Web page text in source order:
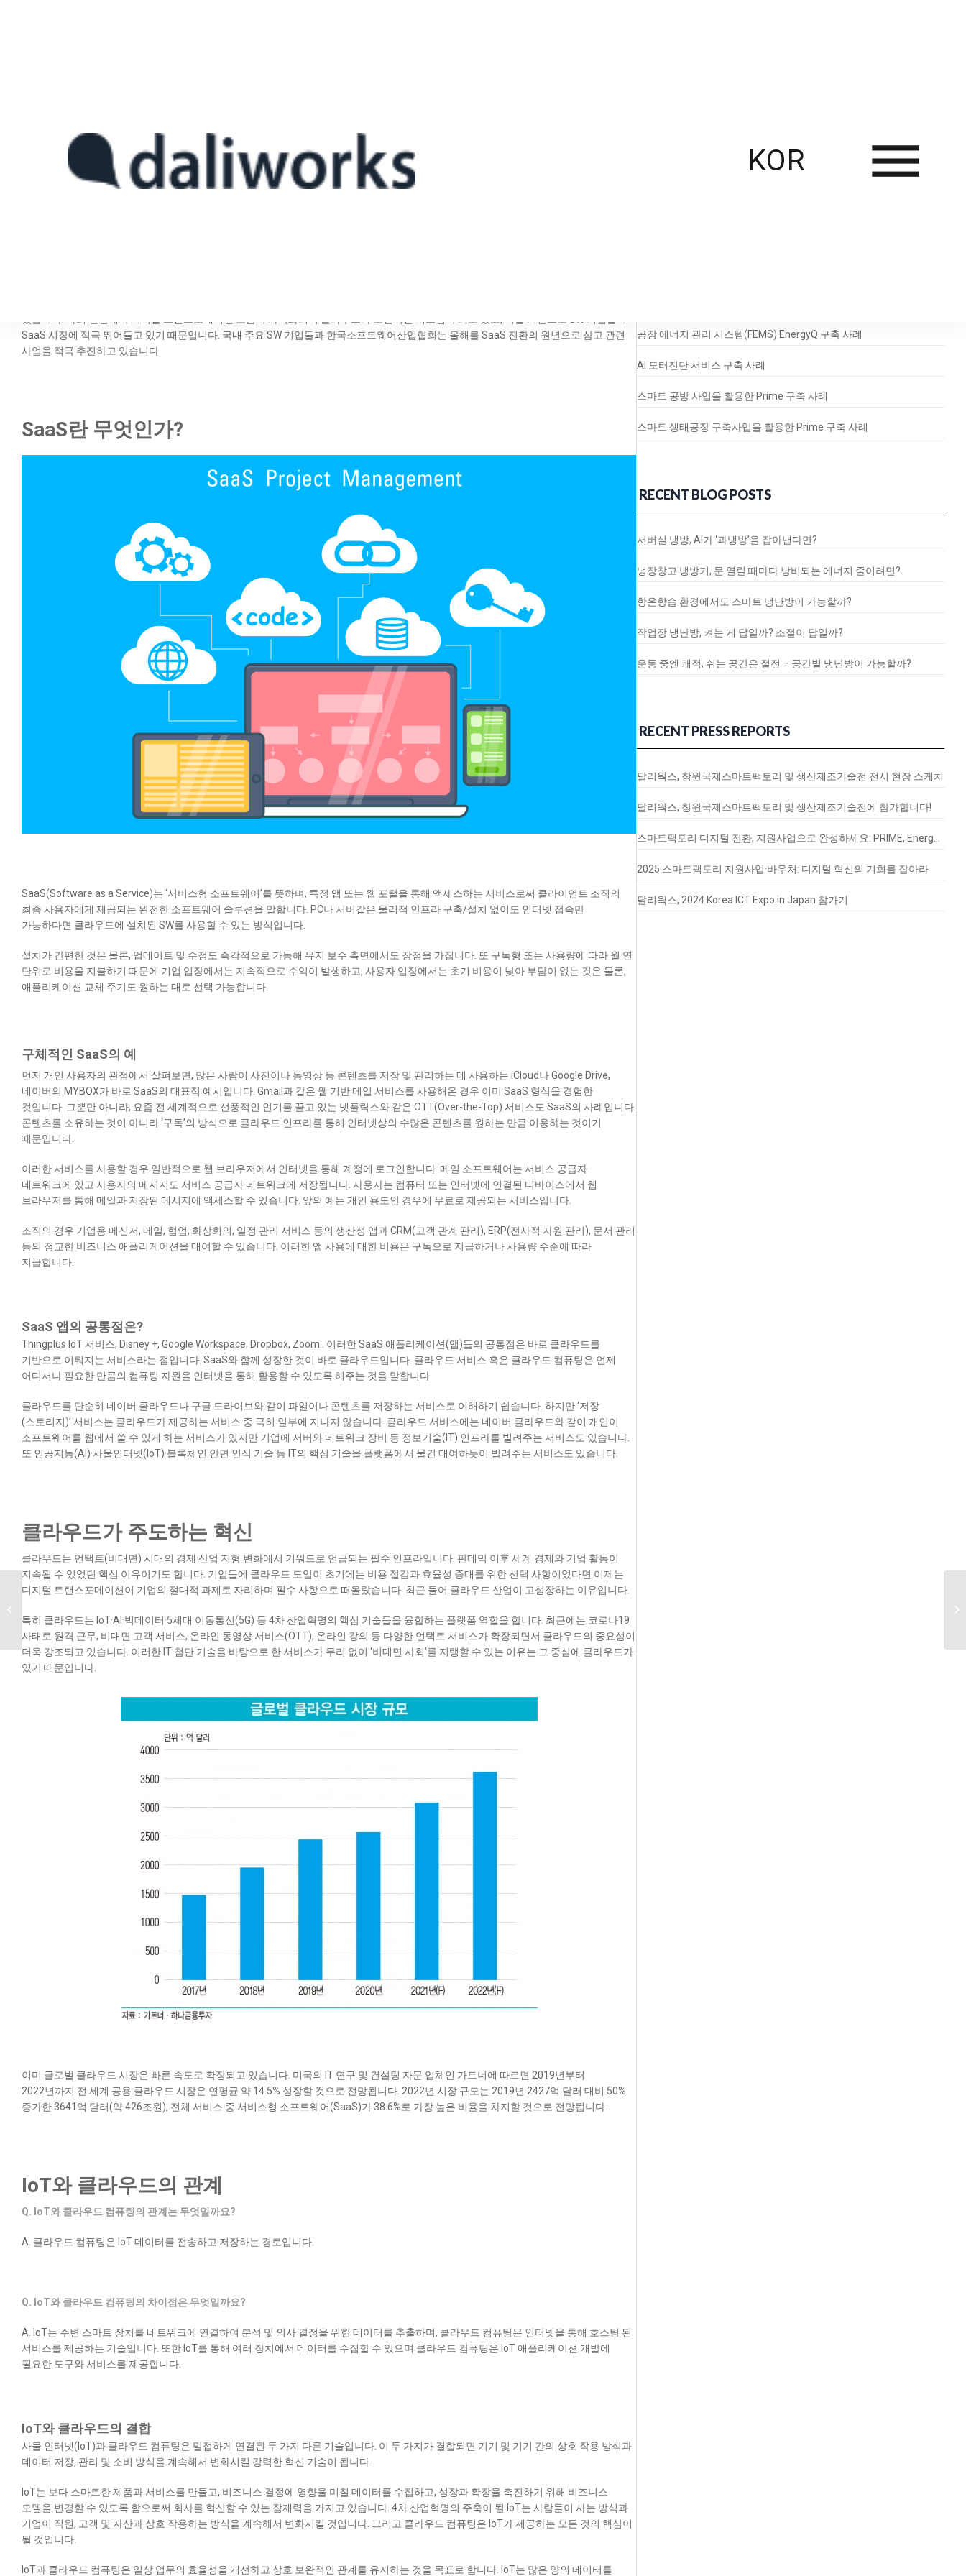
SaaS 시장에 적극 뛰어들고 있기 때문입니다. 국내 주요 SW 기업들과 한국소프트웨어산업협회는 올해를 SaaS 전환의 원년으로 삼고 관련
사업을 적극 추진하고 있습니다.
SaaS란 무엇인가?
SaaS(Software as a Service)는 ‘서비스형 소프트웨어’를 뜻하며, 특정 앱 또는 웹 포털을 통해 액세스하는 서비스로써 클라이언트 조직의
최종 사용자에게 제공되는 완전한 소프트웨어 솔루션을 말합니다. PC나 서버같은 물리적 인프라 구축/설치 없이도 인터넷 접속만
가능하다면 클라우드에 설치된 SW를 사용할 수 있는 방식입니다.
설치가 간편한 것은 물론, 업데이트 및 수정도 즉각적으로 가능해 유지·보수 측면에서도 장점을 가집니다. 또 구독형 또는 사용량에 따라 월·연
단위로 비용을 지불하기 때문에 기업 입장에서는 지속적으로 수익이 발생하고, 사용자 입장에서는 초기 비용이 낮아 부담이 없는 것은 물론,
애플리케이션 교체 주기도 원하는 대로 선택 가능합니다.
구체적인 SaaS의 예
먼저 개인 사용자의 관점에서 살펴보면, 많은 사람이 사진이나 동영상 등 콘텐츠를 저장 및 관리하는 데 사용하는 iCloud나 Google Drive,
네이버의 MYBOX가 바로 SaaS의 대표적 예시입니다. Gmail과 같은 웹 기반 메일 서비스를 사용해온 경우 이미 SaaS 형식을 경험한
것입니다. 그뿐만 아니라, 요즘 전 세계적으로 선풍적인 인기를 끌고 있는 넷플릭스와 같은 OTT(Over-the-Top) 서비스도 SaaS의 사례입니다.
콘텐츠를 소유하는 것이 아니라 ‘구독’의 방식으로 클라우드 인프라를 통해 인터넷상의 수많은 콘텐츠를 원하는 만큼 이용하는 것이기
때문입니다.
이러한 서비스를 사용할 경우 일반적으로 웹 브라우저에서 인터넷을 통해 계정에 로그인합니다. 메일 소프트웨어는 서비스 공급자
네트워크에 있고 사용자의 메시지도 서비스 공급자 네트워크에 저장됩니다. 사용자는 컴퓨터 또는 인터넷에 연결된 디바이스에서 웹
브라우저를 통해 메일과 저장된 메시지에 액세스할 수 있습니다. 앞의 예는 개인 용도인 경우에 무료로 제공되는 서비스입니다.
조직의 경우 기업용 메신저, 메일, 협업, 화상회의, 일정 관리 서비스 등의 생산성 앱과 CRM(고객 관계 관리), ERP(전사적 자원 관리), 문서 관리
등의 정교한 비즈니스 애플리케이션을 대여할 수 있습니다. 이러한 앱 사용에 대한 비용은 구독으로 지급하거나 사용량 수준에 따라
지급합니다.
SaaS 앱의 공통점은?
Thingplus IoT 서비스, Disney +, Google Workspace, Dropbox, Zoom.. 이러한 SaaS 애플리케이션(앱)들의 공통점은 바로 클라우드를
기반으로 이뤄지는 서비스라는 점입니다. SaaS와 함께 성장한 것이 바로 클라우드입니다. 클라우드 서비스 혹은 클라우드 컴퓨팅은 언제
어디서나 필요한 만큼의 컴퓨팅 자원을 인터넷을 통해 활용할 수 있도록 해주는 것을 말합니다.
클라우드를 단순히 네이버 클라우드나 구글 드라이브와 같이 파일이나 콘텐츠를 저장하는 서비스로 이해하기 쉽습니다. 하지만 ‘저장
(스토리지)’ 서비스는 클라우드가 제공하는 서비스 중 극히 일부에 지나지 않습니다. 클라우드 서비스에는 네이버 클라우드와 같이 개인이
소프트웨어를 웹에서 쓸 수 있게 하는 서비스가 있지만 기업에 서버와 네트워크 장비 등 정보기술(IT) 인프라를 빌려주는 서비스도 있습니다.
또 인공지능(AI)·사물인터넷(IoT)·블록체인·안면 인식 기술 등 IT의 핵심 기술을 플랫폼에서 물건 대여하듯이 빌려주는 서비스도 있습니다.
클라우드가 주도하는 혁신
클라우드는 언택트(비대면) 시대의 경제·산업 지형 변화에서 키워드로 언급되는 필수 인프라입니다. 판데믹 이후 세계 경제와 기업 활동이
지속될 수 있었던 핵심 이유이기도 합니다. 기업들에 클라우드 도입이 초기에는 비용 절감과 효율성 증대를 위한 선택 사항이었다면 이제는
디지털 트랜스포메이션이 기업의 절대적 과제로 자리하며 필수 사항으로 떠올랐습니다. 최근 들어 클라우드 산업이 고성장하는 이유입니다.
특히 클라우드는 IoT·AI·빅데이터·5세대 이동통신(5G) 등 4차 산업혁명의 핵심 기술들을 융합하는 플랫폼 역할을 합니다. 최근에는 코로나19
사태로 원격 근무, 비대면 고객 서비스, 온라인 동영상 서비스(OTT), 온라인 강의 등 다양한 언택트 서비스가 확장되면서 클라우드의 중요성이
더욱 강조되고 있습니다. 이러한 IT 첨단 기술을 바탕으로 한 서비스가 무리 없이 ‘비대면 사회’를 지탱할 수 있는 이유는 그 중심에 클라우드가
있기 때문입니다.
이미 글로벌 클라우드 시장은 빠른 속도로 확장되고 있습니다. 미국의 IT 연구 및 컨설팅 자문 업체인 가트너에 따르면 2019년부터
2022년까지 전 세계 공용 클라우드 시장은 연평균 약 14.5% 성장할 것으로 전망됩니다. 2022년 시장 규모는 2019년 2427억 달러 대비 50%
증가한 3641억 달러(약 426조원), 전체 서비스 중 서비스형 소프트웨어(SaaS)가 38.6%로 가장 높은 비율을 차지할 것으로 전망됩니다.
IoT와 클라우드의 관계
Q. IoT와 클라우드 컴퓨팅의 관계는 무엇일까요?
A. 클라우드 컴퓨팅은 IoT 데이터를 전송하고 저장하는 경로입니다.
Q. IoT와 클라우드 컴퓨팅의 차이점은 무엇일까요?
A. IoT는 주변 스마트 장치를 네트워크에 연결하여 분석 및 의사 결정을 위한 데이터를 추출하며, 클라우드 컴퓨팅은 인터넷을 통해 호스팅 된
서비스를 제공하는 기술입니다. 또한 IoT를 통해 여러 장치에서 데이터를 수집할 수 있으며 클라우드 컴퓨팅은 IoT 애플리케이션 개발에
필요한 도구와 서비스를 제공합니다.
IoT와 클라우드의 결합
사물 인터넷(IoT)과 클라우드 컴퓨팅은 밀접하게 연결된 두 가지 다른 기술입니다. 이 두 가지가 결합되면 기기 및 기기 간의 상호 작용 방식과
데이터 저장, 관리 및 소비 방식을 계속해서 변화시킬 강력한 혁신 기술이 됩니다.
IoT는 보다 스마트한 제품과 서비스를 만들고, 비즈니스 결정에 영향을 미칠 데이터를 수집하고, 성장과 확장을 촉진하기 위해 비즈니스
모델을 변경할 수 있도록 함으로써 회사를 혁신할 수 있는 잠재력을 가지고 있습니다. 4차 산업혁명의 주축이 될 IoT는 사람들이 사는 방식과
기업이 직원, 고객 및 자산과 상호 작용하는 방식을 계속해서 변화시킬 것입니다. 그리고 클라우드 컴퓨팅은 IoT가 제공하는 모든 것의 핵심이
될 것입니다.
oT과 클라우드 컴퓨팅은 일상 업무의 효율성을 개선하고 상호 보완적인 관계를 유지하는 것을 목표로 합니다. IoT는 많은 양의 데이터를
공장 에너지 관리 시스템(FEMS) EnergyQ 구축 사례
AI 모터진단 서비스 구축 사례
스마트 공방 사업을 활용한 Prime 구축 사례
스마트 생태공장 구축사업을 활용한 Prime 구축 사례
RECENT BLOG POSTS
서버실 냉방, AI가 ‘과냉방’을 잡아낸다면?
냉장창고 냉방기, 문 열릴 때마다 낭비되는 에너지 줄이려면?
항온항습 환경에서도 스마트 냉난방이 가능할까?
작업장 냉난방, 켜는 게 답일까? 조절이 답일까?
운동 중엔 쾌적, 쉬는 공간은 절전 – 공간별 냉난방이 가능할까?
RECENT PRESS REPORTS
달리웍스, 창원국제스마트팩토리 및 생산제조기술전 전시 현장 스케치
달리웍스, 창원국제스마트팩토리 및 생산제조기술전에 참가합니다!
2025 스마트팩토리 지원사업·바우처: 디지털 혁신의 기회를 잡아라
달리웍스, 2024 Korea ICT Expo in Japan 참가기
KOR
디지털 전환 시대, IoT
가치